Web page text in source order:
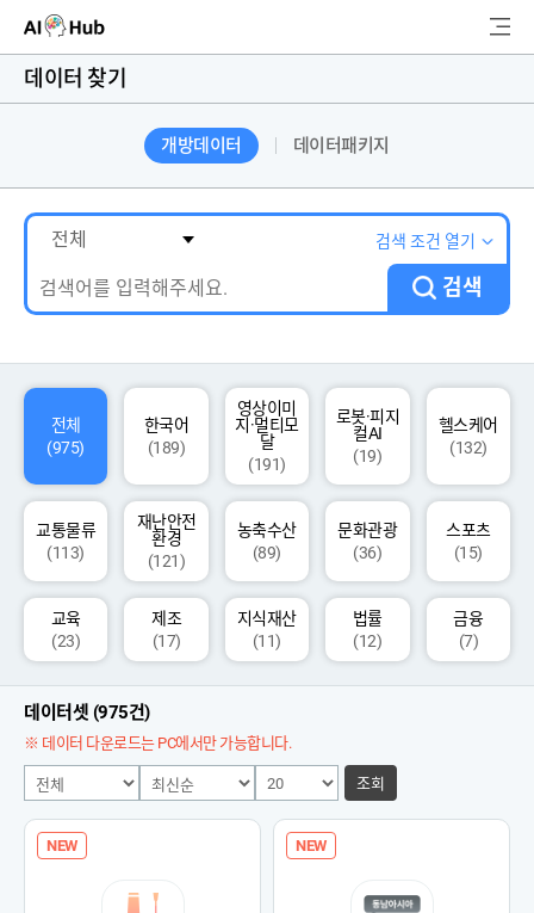
AI-Hub
AI 데이터찾기
AI 허브소개
AI 개발지원
고객지원
색
데이터 찾기
개방데이터 데이터패키지
검색 조건 열기
검색
전체
(975)
한국어
(189)
영상이미
지·멀티모
달
(191)
로봇·피지
컬AI
(19)
헬스케어
(132)
교통물류
(113)
재난안전
환경
(121)
농축수산
(89)
문화관광
(36)
스포츠
(15)
교육
(23)
제조
(17)
지식재산
(11)
법률
(12)
금융
(7)
데이터셋 (975건)
※ 데이터 다운로드는 PC에서만 가능합니다.
조회
NEW NEW